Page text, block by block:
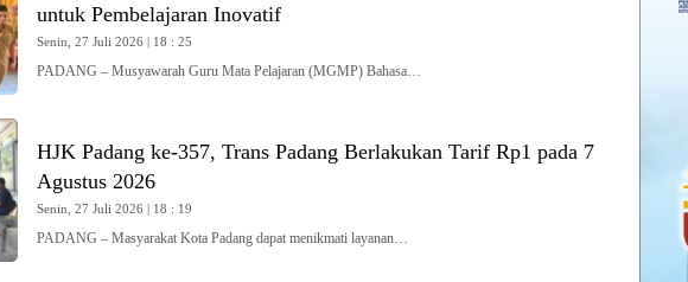
untuk Pembelajaran Inovatif
Senin, 27 Juli 2026 | 18 : 25
PADANG – Musyawarah Guru Mata Pelajaran (MGMP) Bahasa…
HJK Padang ke-357, Trans Padang Berlakukan Tarif Rp1 pada 7
Agustus 2026
Senin, 27 Juli 2026 | 18 : 19
PADANG – Masyarakat Kota Padang dapat menikmati layanan…